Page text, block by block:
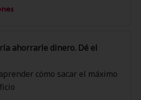
ahorrarle dinero. Dé el
cómo sacar el máximo